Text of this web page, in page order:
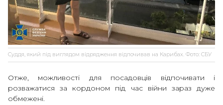
Суддя, який під виглядом відрядження відпочивав на Карибах. Фото: СБУ
Отже, можливості для посадовців відпочивати і
розважатися за кордоном під час війни зараз дуже
обмежені.